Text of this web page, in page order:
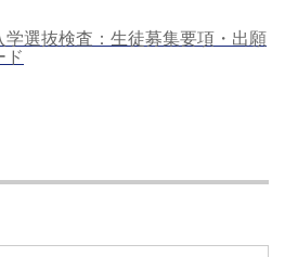
選抜検査：生徒募集要項・出願